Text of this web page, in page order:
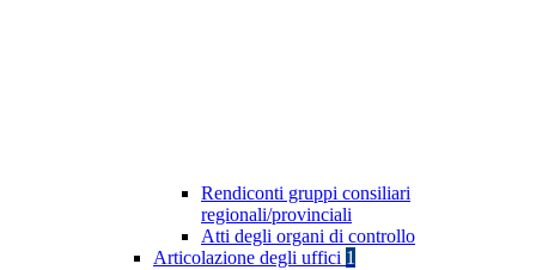
Rendiconti gruppi consiliari
regionali/provinciali
Atti degli organi di controllo
Articolazione degli uffici 1